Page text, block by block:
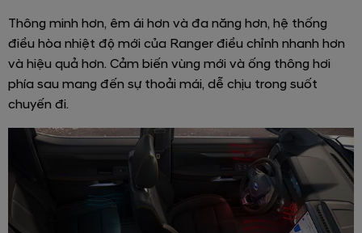
Thông minh hơn, êm ái hơn và đa năng hơn, hệ thống
điều hòa nhiệt độ mới của Ranger điều chỉnh nhanh hơn
và hiệu quả hơn. Cảm biến vùng mới và ống thông hơi
phía sau mang đến sự thoải mái, dễ chịu trong suốt
chuyến đi.